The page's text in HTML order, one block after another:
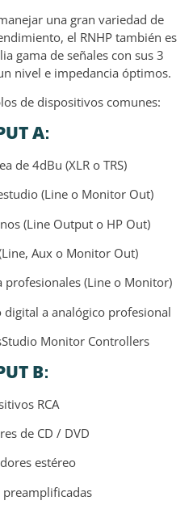
una gran variedad de
el RNHP también es
gama de señales con sus 3
nivel e impedancia óptimos.
de dispositivos comunes:
A:
de 4dBu (XLR o TRS)
(Line o Monitor Out)
(Line Output o HP Out)
Aux o Monitor Out)
profesionales (Line o Monitor)
a analógico profesional
Monitor Controllers
B:
RCA
de CD / DVD
estéreo
preamplificadas